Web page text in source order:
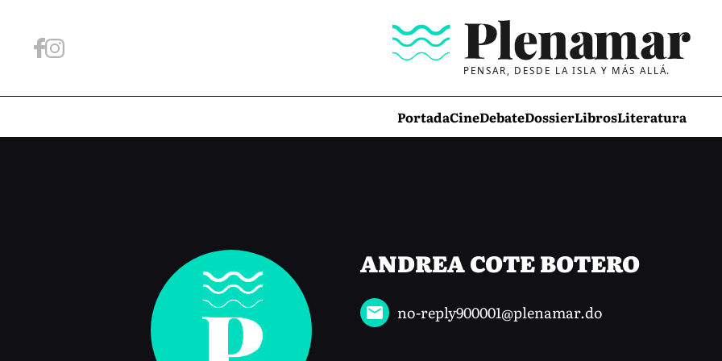
PENSAR, DESDE LA ISLA Y MÁS ALLÁ.
PortadaCineDebateDossierLibrosLiteratura
ANDREA COTE BOTERO
no-reply900001@plenamar.do